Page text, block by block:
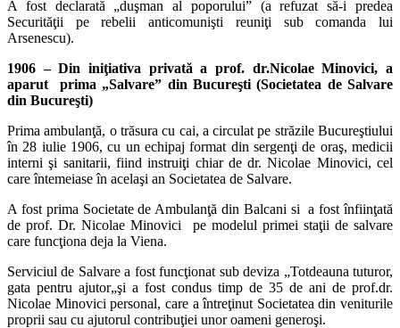
A fost declarată „duşman al poporuluiˮ (a refuzat să-i predea
Securităţii pe rebelii anticomunişti reuniţi sub comanda lui
Arsenescu).
1906 – Din iniţiativa privată a prof. dr.Nicolae Minovici, a
aparut prima „Salvare” din Bucureşti (Societatea de Salvare
din Bucureşti)
Prima ambulanţă, o trăsura cu cai, a circulat pe străzile Bucureştiului
în 28 iulie 1906, cu un echipaj format din sergenţi de oraş, medicii
interni şi sanitarii, fiind instruiţi chiar de dr. Nicolae Minovici, cel
care întemeiase în acelaşi an Societatea de Salvare.
A fost prima Societate de Ambulanţă din Balcani si a fost înfiinţată
de prof. Dr. Nicolae Minovici pe modelul primei staţii de salvare
care funcţiona deja la Viena.
Serviciul de Salvare a fost funcţionat sub deviza „Totdeauna tuturor,
gata pentru ajutor„şi a fost condus timp de 35 de ani de prof.dr.
Nicolae Minovici personal, care a întreţinut Societatea din veniturile
proprii sau cu ajutorul contribuţiei unor oameni generoşi.